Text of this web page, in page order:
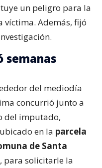
un peligro para la
víctima. Además, fijó
semanas
del mediodía
concurrió junto a
del imputado,
en la parcela
de Santa
, para solicitarle la